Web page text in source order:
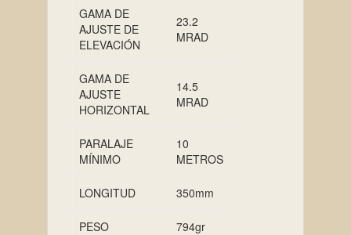
GAMA DE
AJUSTE DE
ELEVACIÓN
23.2
MRAD
GAMA DE
AJUSTE
HORIZONTAL
14.5
MRAD
PARALAJE
MÍNIMO
10
METROS
LONGITUD 350mm
PESO 794gr